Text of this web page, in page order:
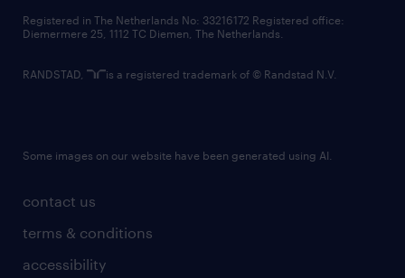
contact us
terms & conditions
accessibility
Registered in The Netherlands No: 33216172 Registered office:
Diemermere 25, 1112 TC Diemen, The Netherlands.
RANDSTAD, is a registered trademark of © Randstad N.V.
Some images on our website have been generated using AI.